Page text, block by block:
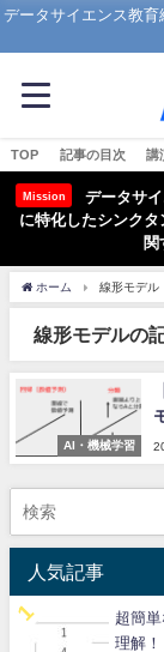
データサイエンス教
TOP 記事の目次 講
Mission
データサ
に特化したシンク
関
ホーム 線形モデル
線形モデルの
AI・機械学習
人気記事
超簡
理解！